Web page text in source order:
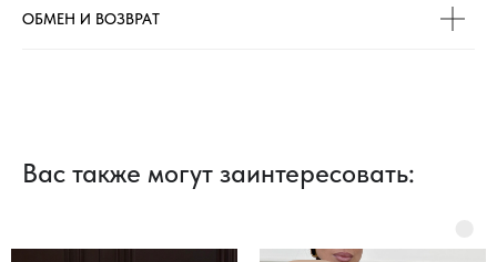
ОБМЕН И ВОЗВРАТ
Вас также могут заинтересовать: